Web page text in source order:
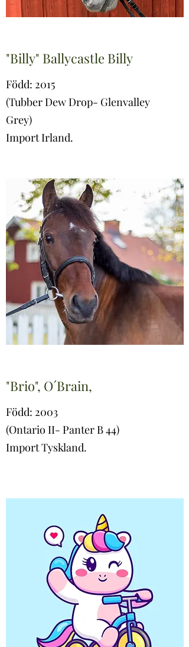
"Billy" Ballycastle Billy
Född: 2015
(Tubber Dew Drop- Glenvalley
Grey)
Import Irland.
"Brio", O´Brain,
Född: 2003
(Ontario II- Panter B 44)
Import Tyskland.